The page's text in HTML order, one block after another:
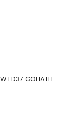
ED37 GOLIATH